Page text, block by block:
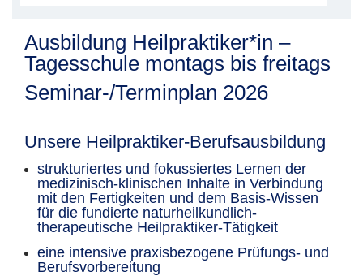
Ausbildung Heilpraktiker*in –
Tagesschule montags bis freitags
Seminar-/Terminplan 2026
Unsere Heilpraktiker-Berufsausbildung
strukturiertes und fokussiertes Lernen der
medizinisch-klinischen Inhalte in Verbindung
mit den Fertigkeiten und dem Basis-Wissen
für die fundierte naturheilkundlich-
therapeutische Heilpraktiker-Tätigkeit
eine intensive praxisbezogene Prüfungs- und
Berufsvorbereitung